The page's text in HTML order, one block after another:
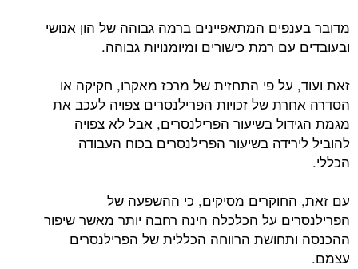
מדובר בענפים המתאפיינים ברמה גבוהה של הון אנושי
ובעובדים עם רמת כישורים ומיומנויות גבוהה.
זאת ועוד, על פי התחזית של מרכז מאקרו, חקיקה או
הסדרה אחרת של זכויות הפרילנסרים צפויה לעכב את
מגמת הגידול בשיעור הפרילנסרים, אבל לא צפויה
להוביל לירידה בשיעור הפרילנסרים בכוח העבודה
הכללי.
עם זאת, החוקרים מסיקים, כי ההשפעה של
הפרילנסרים על הכלכלה הינה רחבה יותר מאשר שיפור
ההכנסה ותחושת הרווחה הכללית של הפרילנסרים
עצמם.